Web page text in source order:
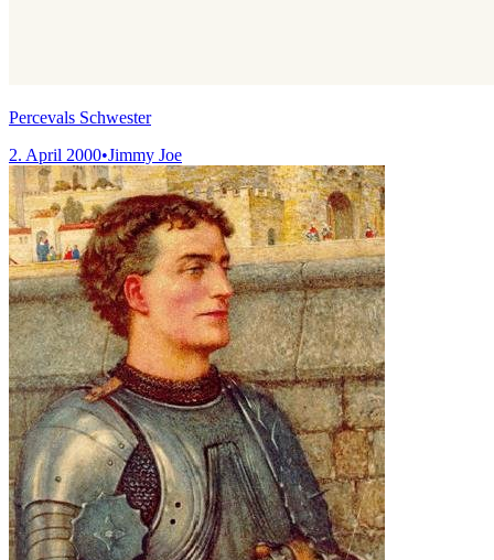
Percevals Schwester
2. April 2000•Jimmy Joe